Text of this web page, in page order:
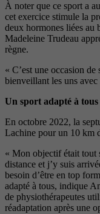
À noter que ce sport a
cet exercice stimule la
deux hormones liées au
Madeleine Trudeau
règne.
« C’est une occasion de
bienveillant les uns avec
Un sport adapté à tous
En octobre 2022, la
Lachine pour un 10 km
« Mon objectif était tout
distance et j’y suis
besoin d’être en top
adapté à tous, indique
de physiothérapeutes uti
réadaptation après une